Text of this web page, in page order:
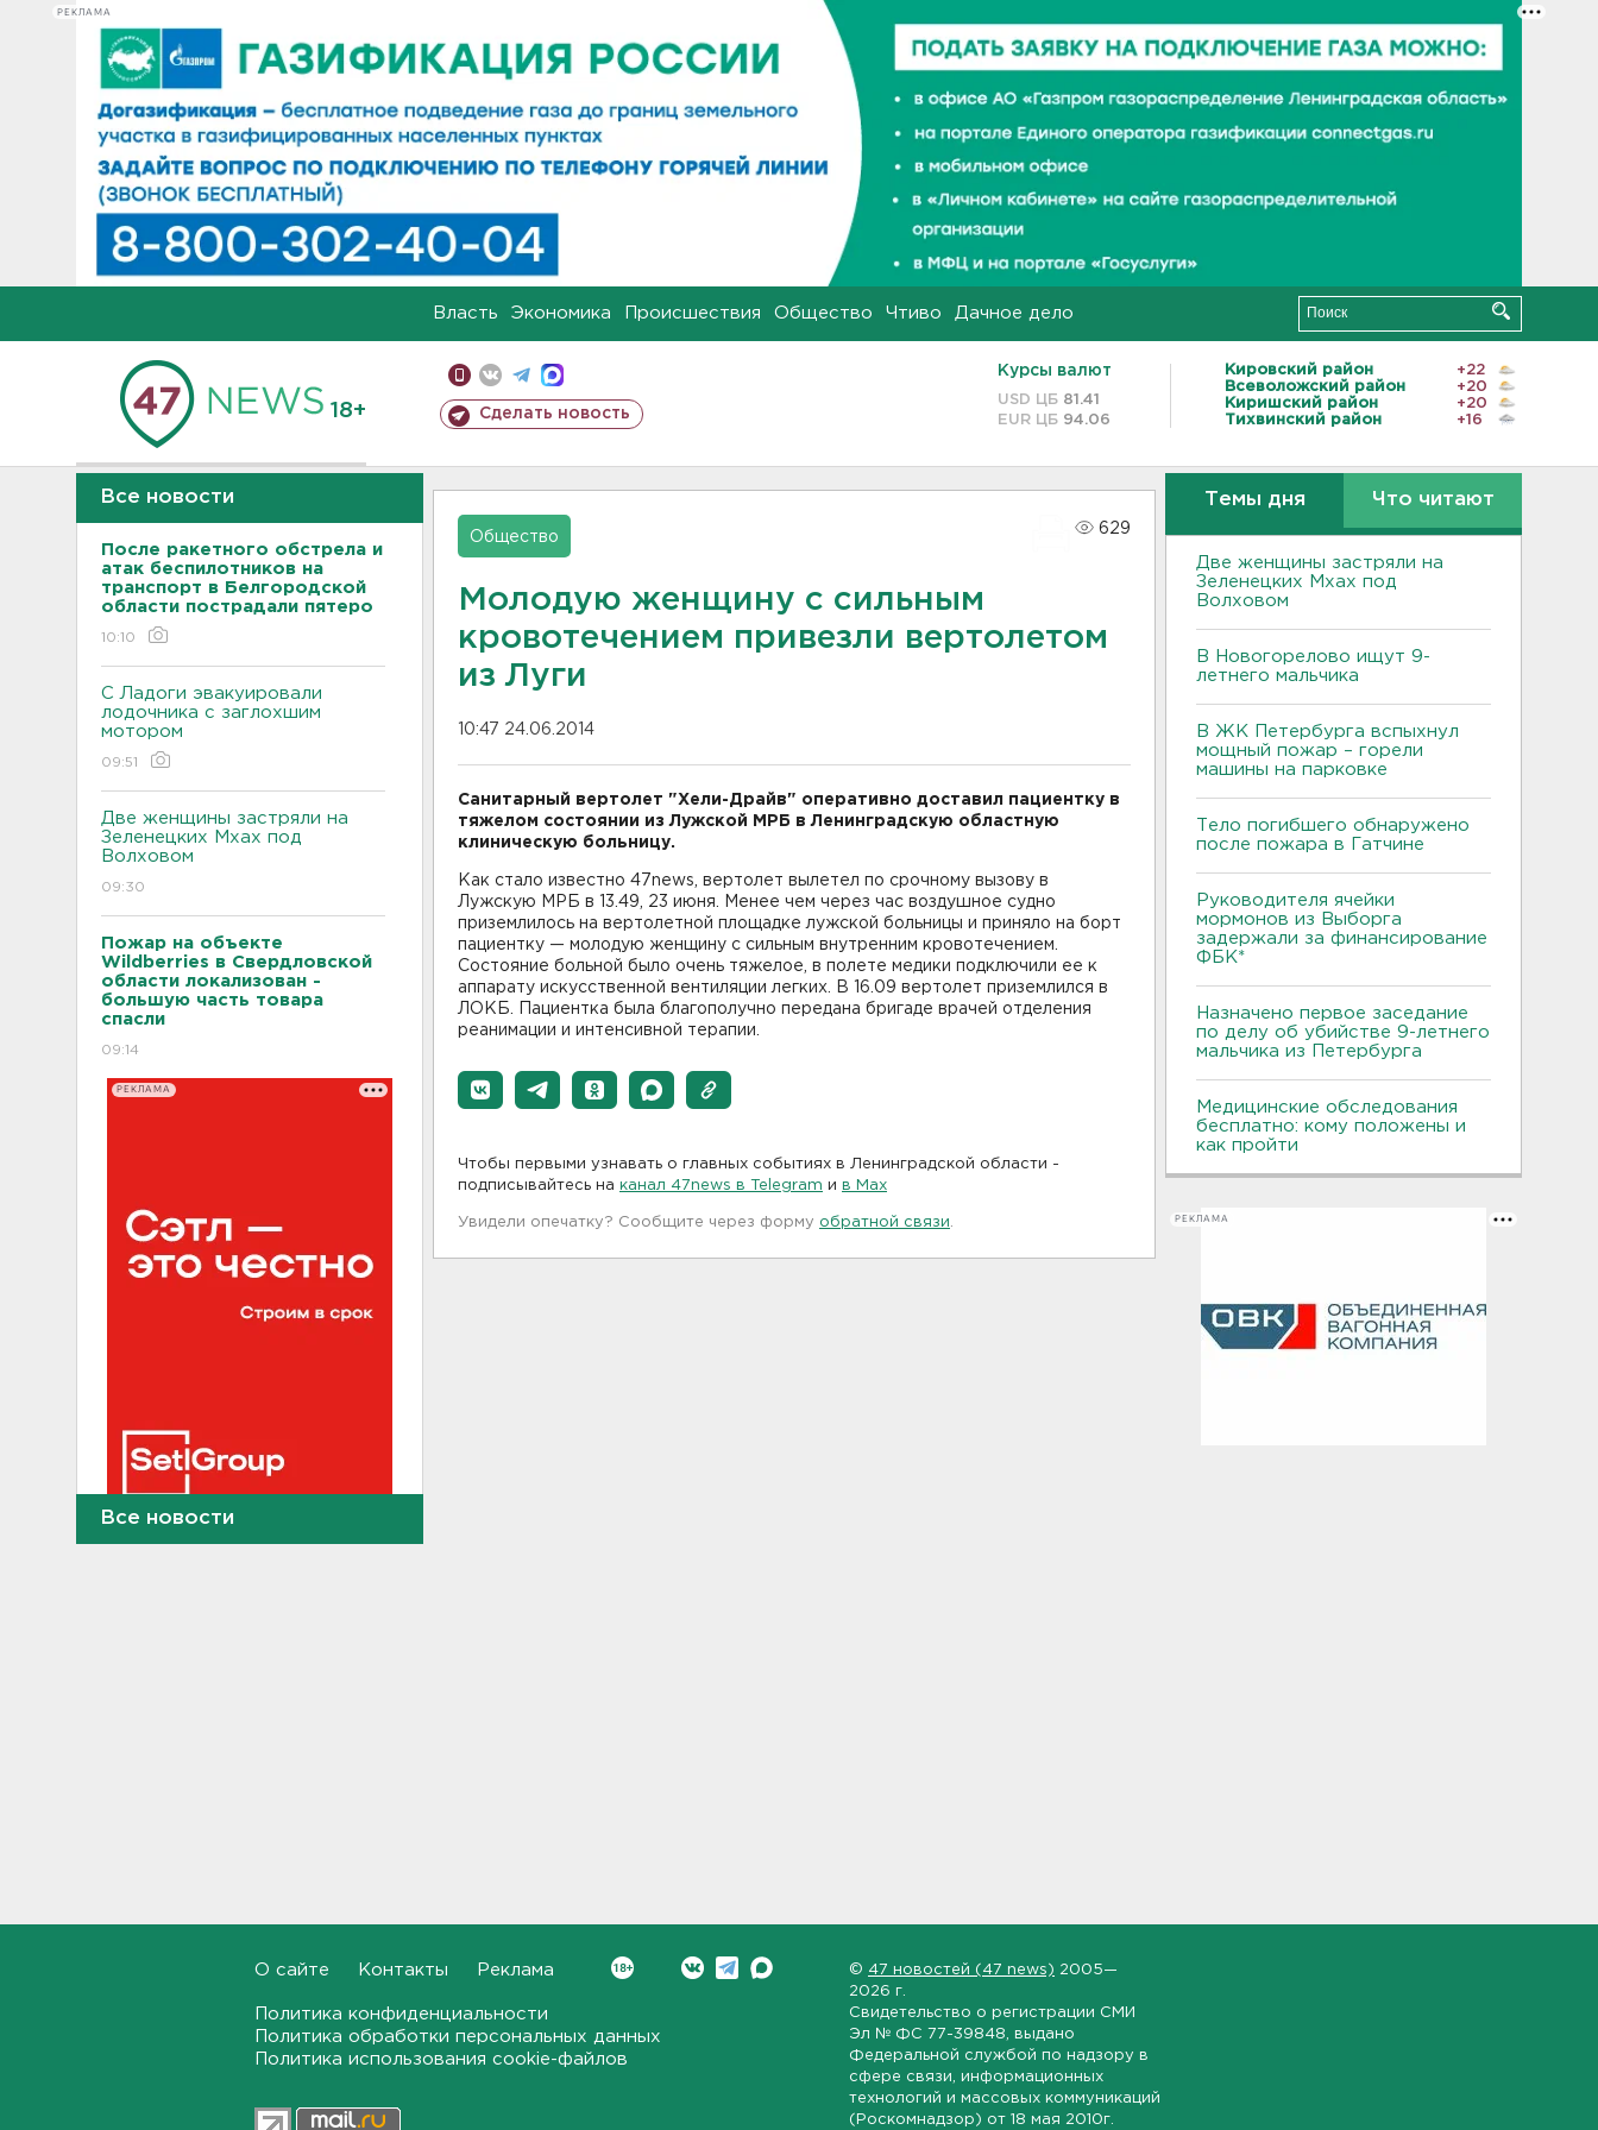
РЕКЛАМА
Власть Экономика Происшествия Общество Чтиво Дачное дело
18+ Сделать новость
Курсы валют
USD ЦБ 81.41
EUR ЦБ 94.06
Кировский район
+22
Всеволожский район
+20
Киришский район
+20
Тихвинский район
+16
Все новости
После ракетного обстрела и
атак беспилотников на
транспорт в Белгородской
области пострадали пятеро
10:10
С Ладоги эвакуировали
лодочника с заглохшим
мотором
09:51
Две женщины застряли на
Зеленецких Мхах под
Волховом
09:30
Пожар на объекте
Wildberries в Свердловской
области локализован -
большую часть товара
спасли
09:14
РЕКЛАМА
загорелся в Екатеринбурге
От панической атаки до
Все новости
Общество
629
Молодую женщину с сильным
кровотечением привезли вертолетом
из Луги
10:47 24.06.2014
Санитарный вертолет "Хели-Драйв" оперативно доставил пациентку в
тяжелом состоянии из Лужской МРБ в Ленинградскую областную
клиническую больницу.
Как стало известно 47news, вертолет вылетел по срочному вызову в
Лужскую МРБ в 13.49, 23 июня. Менее чем через час воздушное судно
приземлилось на вертолетной площадке лужской больницы и приняло на борт
пациентку — молодую женщину с сильным внутренним кровотечением.
Состояние больной было очень тяжелое, в полете медики подключили ее к
аппарату искусственной вентиляции легких. В 16.09 вертолет приземлился в
ЛОКБ. Пациентка была благополучно передана бригаде врачей отделения
реанимации и интенсивной терапии.
Чтобы первыми узнавать о главных событиях в Ленинградской области -
подписывайтесь на канал 47news в Telegram и в Maх
Увидели опечатку? Сообщите через форму обратной связи
Темы дня Что читают
Две женщины застряли на
Зеленецких Мхах под
Волховом
В Новогорелово ищут 9-
летнего мальчика
В ЖК Петербурга вспыхнул
мощный пожар – горели
машины на парковке
Тело погибшего обнаружено
после пожара в Гатчине
Руководителя ячейки
мормонов из Выборга
задержали за финансирование
ФБК*
Назначено первое заседание
по делу об убийстве 9-летнего
мальчика из Петербурга
Медицинские обследования
бесплатно: кому положены и
как пройти
РЕКЛАМА
О сайте Контакты Реклама
Политика конфиденциальности
Политика обработки персональных данных
Политика использования cookie-файлов
© 47 новостей (47 news) 2005—
2026 г.
Свидетельство о регистрации СМИ
Эл № ФС 77-39848 , выдано
Федеральной службой по надзору в
сфере связи, информационных
технологий и массовых коммуникаций
(Роскомнадзор) от 18 мая 2010г.